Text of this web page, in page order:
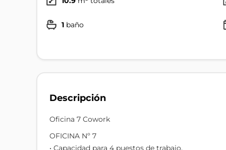
1 baño
Descripción
Oficina 7 Cowork
OFICINA Nº 7
• Capacidad para 4 puestos de trabajo.